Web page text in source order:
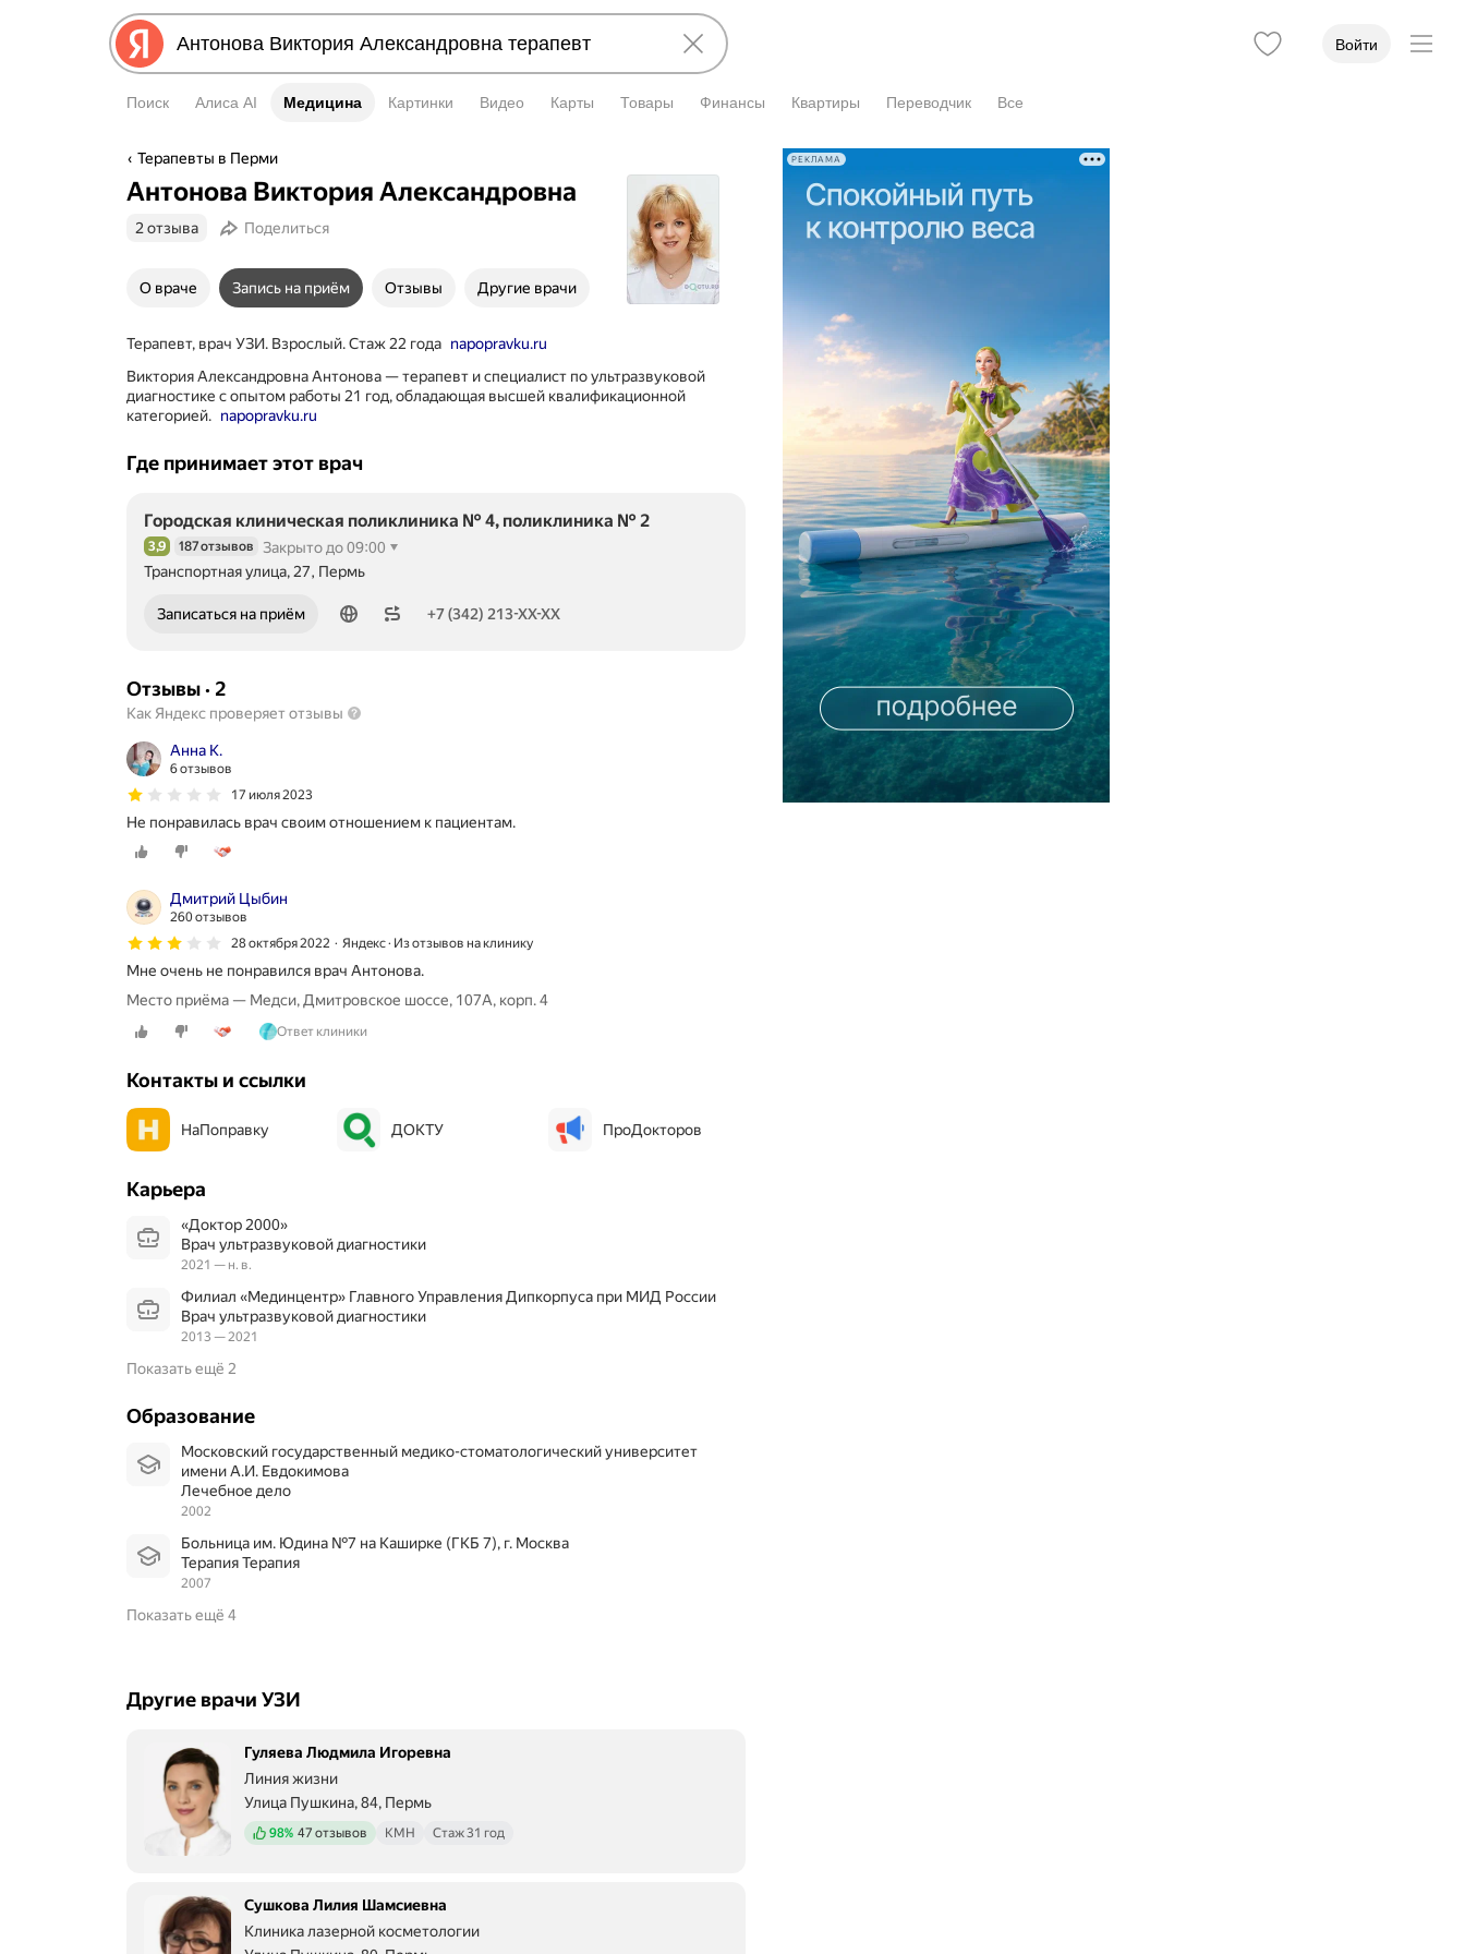
Войти
Поиск Алиса AI Медицина
Медицина Картинки Видео Карты Товары Финансы Квартиры Переводчик Все
Терапевты в Перми
Антонова Виктория Александровна
2 отзыва Поделиться
О враче Запись на приём Отзывы Другие врачи
Терапевт, врач УЗИ. Взрослый. Стаж 22 года napopravku.ru
Виктория Александровна Антонова — терапевт и специалист по ультразвуковой
диагностике с опытом работы 21 год, обладающая высшей квалификационной
категорией. napopravku.ru
Где принимает этот врач
Городская клиническая поликлиника № 4, поликлиника № 2
Рейтинг 3,9 из 5
3,9 187 отзывов
Закрыто до 09:00
Транспортная улица, 27, Пермь
Записаться на приём
Номер телефона: +73422139822 +7 (342) 213-XX-XX
Отзывы· 2
Как Яндекс проверяет отзывы
Анна К.
6 отзывов
17 июля 2023
Не понравилась врач своим отношением к пациентам.
Дмитрий Цыбин
260 отзывов
28 октября 2022
Яндекс · Из отзывов на клинику
Мне очень не понравился врач Антонова.
Место приёма — Медси, Дмитровское шоссе, 107А, корп. 4
Ответ клиники
Контакты и ссылки
НаПоправку ДОКТУ ПроДокторов
Карьера
«Доктор 2000»
Врач ультразвуковой диагностики
2021 — н. в.
Филиал «Мединцентр» Главного Управления Дипкорпуса при МИД России
Врач ультразвуковой диагностики
2013 — 2021
Показать ещё 2
Образование
Московский государственный медико-стоматологический университет
имени А.И. Евдокимова
Лечебное дело
2002
Больница им. Юдина №7 на Каширке (ГКБ 7), г. Москва
Терапия Терапия
2007
Показать ещё 4
Другие врачи УЗИ
Гуляева Людмила Игоревна
Линия жизни
Улица Пушкина, 84, Пермь
Положительных отзывов
98% 47 отзывов КМН Стаж 31 год
Сушкова Лилия Шамсиевна
Клиника лазерной косметологии
РЕКЛАМА